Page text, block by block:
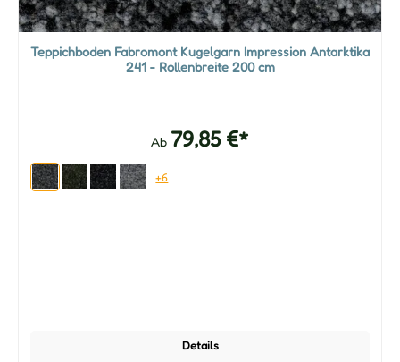
Teppichboden Fabromont Kugelgarn Impression Antarktika
241 - Rollenbreite 200 cm
Ab 79,85 €*
+6
Details